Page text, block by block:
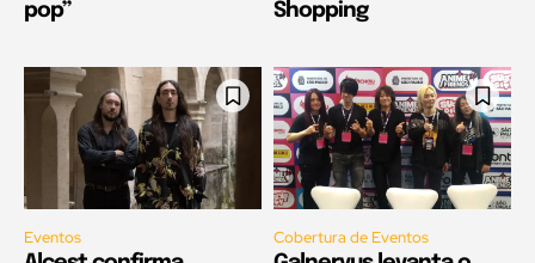
pop”
Shopping
Eventos Cobertura de Eventos